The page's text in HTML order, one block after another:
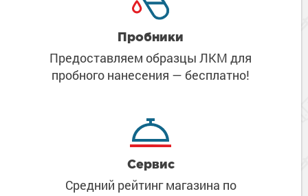
Пробники
Предоставляем образцы ЛКМ для
пробного нанесения — бесплатно!
Сервис
Средний рейтинг магазина по